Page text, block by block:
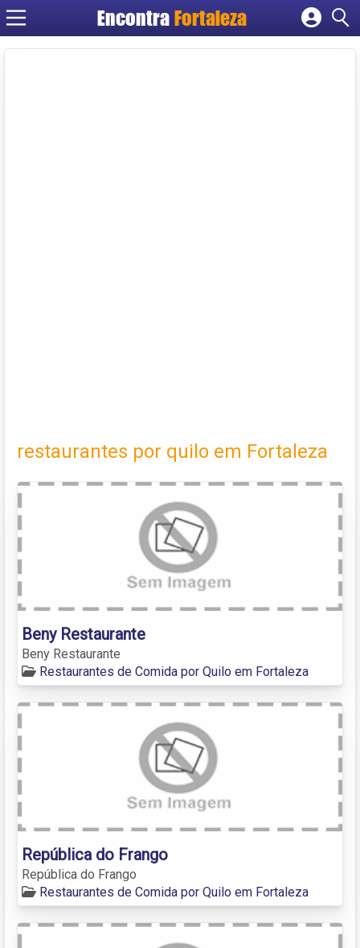
EncontraFortaleza
Cadastrar empresa
restaurantes por quilo em Fortaleza
Beny Restaurante
Beny Restaurante
Restaurantes de Comida por Quilo em Fortaleza
República do Frango
República do Frango
Restaurantes de Comida por Quilo em Fortaleza